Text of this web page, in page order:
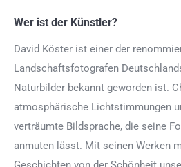
Wer ist der Künstler?
David Köster ist einer der
Landschaftsfotografen
Naturbilder bekannt geworden ist.
atmosphärische Lichtstimmungen
verträumte Bildsprache, die seine
anmuten lässt. Mit seinen Werken